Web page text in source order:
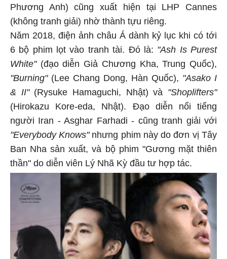
Phương Anh) cũng xuất hiện tại LHP Cannes
(không tranh giải) nhờ thành tựu riêng.
Năm 2018, điện ảnh châu Á dành kỷ lục khi có tới
6 bộ phim lọt vào tranh tài. Đó là: "Ash Is Purest
White"(đạo diễn Giả Chương Kha, Trung Quốc),
"Burning"(Lee Chang Dong, Hàn Quốc), "Asako I
& II"(Rysuke Hamaguchi, Nhật) và "Shoplifters"
(Hirokazu Kore-eda, Nhật). Đạo diễn nổi tiếng
người Iran - Asghar Farhadi - cũng tranh giải với
"Everybody Knows"nhưng phim này do đơn vị Tây
Ban Nha sản xuất, và bộ phim "Gương mặt thiên
thần" do diễn viên Lý Nhã Kỳ đầu tư hợp tác.